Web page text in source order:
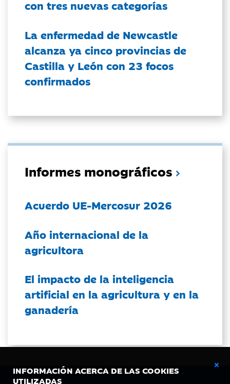
INFORMACIÓN ACERCA DE LAS COOKIES
UTILIZADAS
con tres nuevas categorías
La enfermedad de Newcastle
alcanza ya cinco provincias de
Castilla y León con 23 focos
confirmados
Informes monográficos
Acuerdo UE-Mercosur 2026
Año internacional de la
agricultora
El impacto de la inteligencia
artificial en la agricultura y en la
ganadería